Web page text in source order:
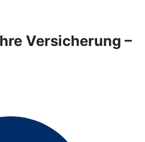
Versicherung –